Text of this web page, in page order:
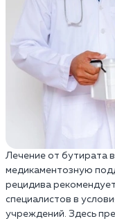
Лечение от бутирата
медикаментозную
рецидива
специалистов в
учреждений. Здесь